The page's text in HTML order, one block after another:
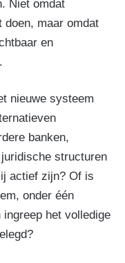
Niet omdat
doen, maar omdat
en
nieuwe systeem
banken,
structuren
actief zijn? Of is
onder één
het volledige